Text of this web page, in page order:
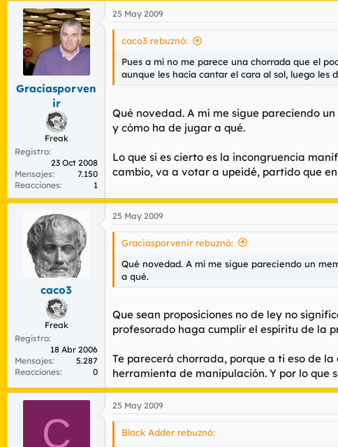
Graciasporven
ir
Freak
Registro
23 Oct 2008
Mensajes
7.150
Reacciones
1
25 May 2009
caco3 rebuznó:
Pues a mí no me parece una chorrada que el
aunque les hacía cantar el cara al sol, luego les
Qué novedad. A mí me sigue pareciendo un
y cómo ha de jugar a qué.
Lo que si es cierto es la incongruencia
cambio, va a votar a upeidé, partido que
caco3
Freak
Registro
18 Abr 2006
Mensajes
5.287
Reacciones
0
25 May 2009
Graciasporvenir rebuznó:
Qué novedad. A mí me sigue pareciendo un
a qué.
Que sean proposiciones no de ley no
profesorado haga cumplir el espíritu de la
Te parecerá chorrada, porque a ti eso de
herramienta de manipulación. Y por lo que
C
25 May 2009
Black Adder rebuznó: